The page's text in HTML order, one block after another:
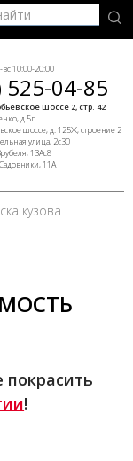
10:00-20:00
525-04-85
шоссе 2, стр. 42
д.5г
шоссе, д. 125Ж, строение 2
улица, 2с30
13Ас8
11А
кузова
!